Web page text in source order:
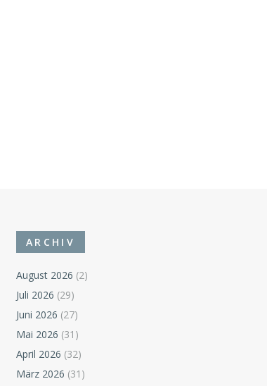
ARCHIV
August 2026 (2)
Juli 2026 (29)
Juni 2026 (27)
Mai 2026 (31)
April 2026 (32)
März 2026 (31)